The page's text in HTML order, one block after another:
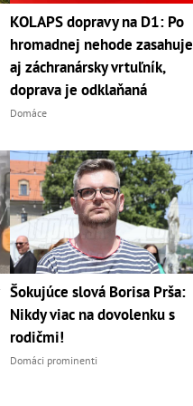
KOLAPS dopravy na D1: Po
hromadnej nehode zasahuje
aj záchranársky vrtuľník,
doprava je odklaňaná
Domáce
Šokujúce slová Borisa Prša:
Nikdy viac na dovolenku s
rodičmi!
Domáci prominenti